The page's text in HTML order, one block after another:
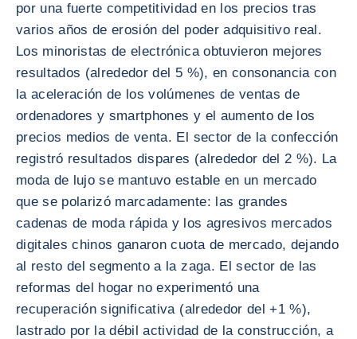
por una fuerte competitividad en los precios tras
varios años de erosión del poder adquisitivo real.
Los minoristas de electrónica obtuvieron mejores
resultados (alrededor del 5 %), en consonancia con
la aceleración de los volúmenes de ventas de
ordenadores y smartphones y el aumento de los
precios medios de venta. El sector de la confección
registró resultados dispares (alrededor del 2 %). La
moda de lujo se mantuvo estable en un mercado
que se polarizó marcadamente: las grandes
cadenas de moda rápida y los agresivos mercados
digitales chinos ganaron cuota de mercado, dejando
al resto del segmento a la zaga. El sector de las
reformas del hogar no experimentó una
recuperación significativa (alrededor del +1 %),
lastrado por la débil actividad de la construcción, a